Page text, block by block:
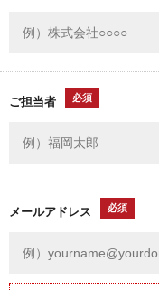
ご担当者 必須
メールアドレス 必須